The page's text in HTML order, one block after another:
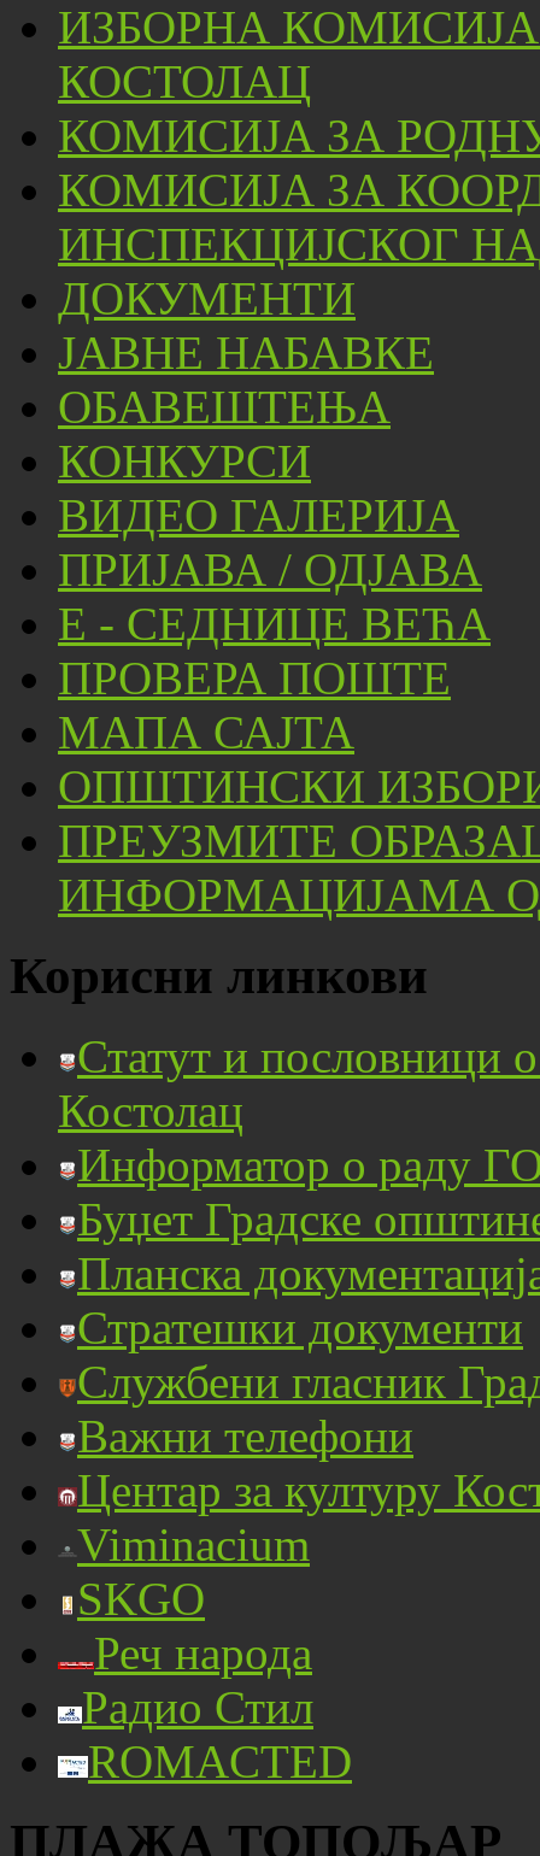
ИЗБОРНА
КОСТОЛАЦ
КОМИСИЈА ЗА
КОМИСИЈА ЗА
ИНСПЕКЦИЈСКОГ
ДОКУМЕНТИ
ЈАВНЕ НАБАВКЕ
ОБАВЕШТЕЊА
КОНКУРСИ
ВИДЕО ГАЛЕРИЈА
ПРИЈАВА / ОДЈАВА
Е - СЕДНИЦЕ ВЕЋА
ПРОВЕРА ПОШТЕ
МАПА САЈТА
ОПШТИНСКИ
ПРЕУЗМИТЕ
ИНФОРМАЦИЈАМА
Корисни линкови
Статут и пословници
Костолац
Информатор о раду
Буџет Градске
Планска
Стратешки документи
Службени гласник
Важни телефони
Центар за културу
Viminacium
SKGO
Реч народа
Радио Стил
ROMACTED
ПЛАЖА ТОПОЉАР